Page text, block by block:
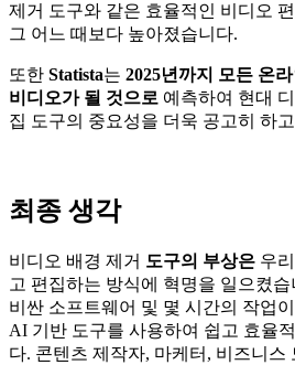
제거 도구와 같은 효율적인 비디오
그 어느 때보다 높아졌습니다.
또한 Statista는 2025년까지 모든 온
비디오가 될 것으로 예측하여 현대
집 도구의 중요성을 더욱 공고히 하
최종 생각
비디오 배경 제거 도구의 부상은 우
고 편집하는 방식에 혁명을 일으켰
비싼 소프트웨어 및 몇 시간의 작업
AI 기반 도구를 사용하여 쉽고 효율
다. 콘텐츠 제작자, 마케터, 비즈니스